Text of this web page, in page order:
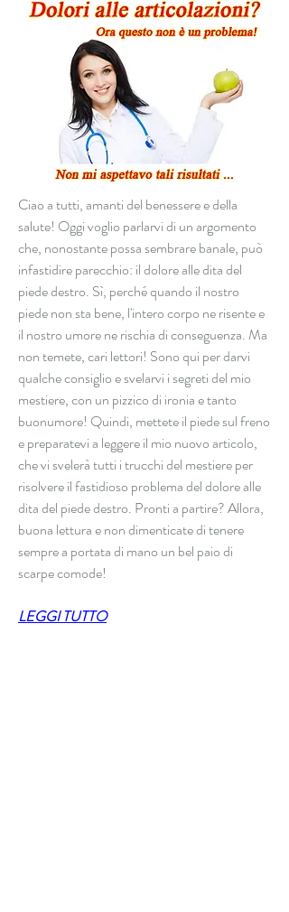
Ciao a tutti, amanti del benessere e della
salute! Oggi voglio parlarvi di un argomento
che, nonostante possa sembrare banale, può
infastidire parecchio: il dolore alle dita del
piede destro. Sì, perché quando il nostro
piede non sta bene, l'intero corpo ne risente e
il nostro umore ne rischia di conseguenza. Ma
non temete, cari lettori! Sono qui per darvi
qualche consiglio e svelarvi i segreti del mio
mestiere, con un pizzico di ironia e tanto
buonumore! Quindi, mettete il piede sul freno
e preparatevi a leggere il mio nuovo articolo,
che vi svelerà tutti i trucchi del mestiere per
risolvere il fastidioso problema del dolore alle
dita del piede destro. Pronti a partire? Allora,
buona lettura e non dimenticate di tenere
sempre a portata di mano un bel paio di
scarpe comode!
LEGGI TUTTO